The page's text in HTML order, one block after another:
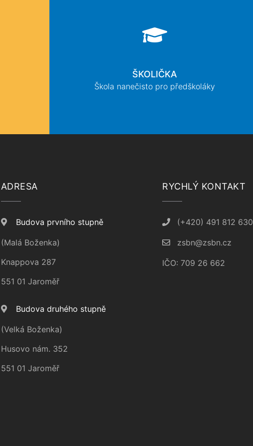
ŠKOLIČKA
Škola nanečisto pro předškoláky
ADRESA
Budova prvního stupně
(Malá Boženka)
Knappova 287
551 01 Jaroměř
Budova druhého stupně
(Velká Boženka)
Husovo nám. 352
551 01 Jaroměř
RYCHLÝ KONTAKT
(+420) 491 812 630
zsbn@zsbn.cz
IČO: 709 26 662